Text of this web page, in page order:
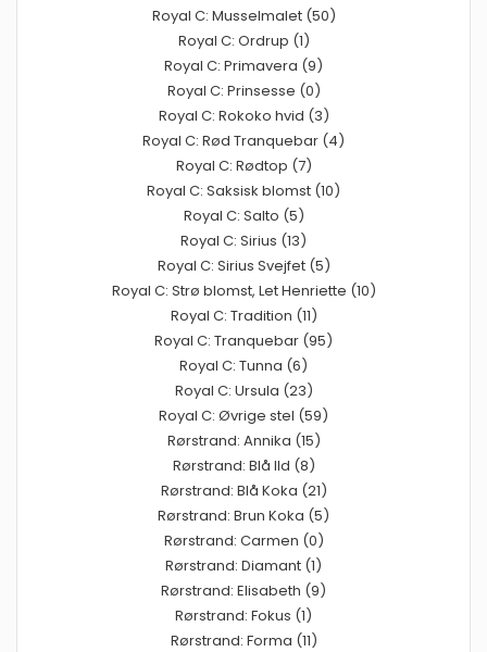
Royal C: Musselmalet (50)
Royal C: Ordrup (1)
Royal C: Primavera (9)
Royal C: Prinsesse (0)
Royal C: Rokoko hvid (3)
Royal C: Rød Tranquebar (4)
Royal C: Rødtop (7)
Royal C: Saksisk blomst (10)
Royal C: Salto (5)
Royal C: Sirius (13)
Royal C: Sirius Svejfet (5)
Royal C: Strø blomst, Let Henriette (10)
Royal C: Tradition (11)
Royal C: Tranquebar (95)
Royal C: Tunna (6)
Royal C: Ursula (23)
Royal C: Øvrige stel (59)
Rørstrand: Annika (15)
Rørstrand: Blå Ild (8)
Rørstrand: Blå Koka (21)
Rørstrand: Brun Koka (5)
Rørstrand: Carmen (0)
Rørstrand: Diamant (1)
Rørstrand: Elisabeth (9)
Rørstrand: Fokus (1)
Rørstrand: Forma (11)